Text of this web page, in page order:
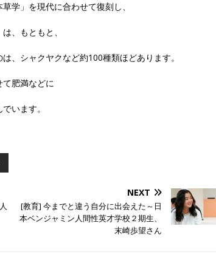
学」を現代に合わせて復刻し、
、もともと、
、シャクヤクなど約100種類ほどあります。
肥満などに
います。
NEXT
[教育] 今までと違う自分に出会えた～日
本ベンジャミン人間性英才学校２期生、
末崎歩望さん